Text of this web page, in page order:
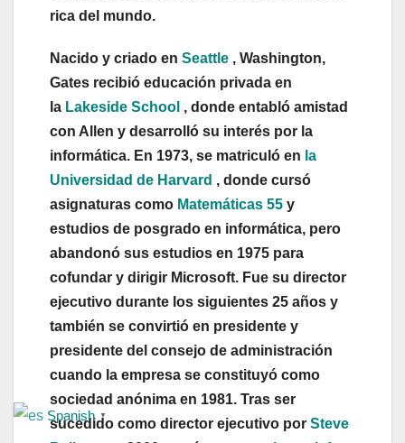
rica del mundo.
Nacido y criado en Seattle , Washington,
Gates recibió educación privada en
la Lakeside School , donde entabló amistad
con Allen y desarrolló su interés por la
informática. En 1973, se matriculó en la
Universidad de Harvard , donde cursó
asignaturas como Matemáticas 55 y
estudios de posgrado en informática, pero
abandonó sus estudios en 1975 para
cofundar y dirigir Microsoft. Fue su director
ejecutivo durante los siguientes 25 años y
también se convirtió en presidente y
presidente del consejo de administración
cuando la empresa se constituyó como
sociedad anónima en 1981. Tras ser
sucedido como director ejecutivo por Steve
Spanish ▼